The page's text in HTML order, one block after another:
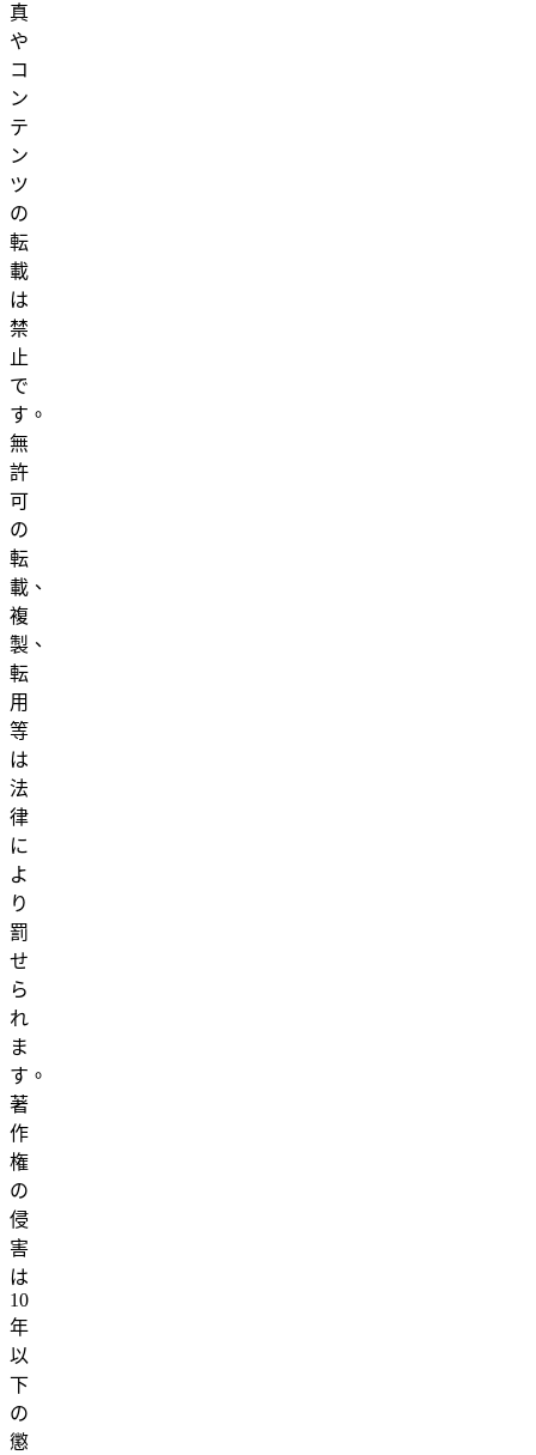
真
や
コ
ン
テ
ン
ツ
の
転
載
は
禁
止
で
す。
無
許
可
の
転
載、
複
製、
転
用
等
は
法
律
に
よ
り
罰
せ
ら
れ
ま
す。
著
作
権
の
侵
害
は
10
年
以
下
の
懲